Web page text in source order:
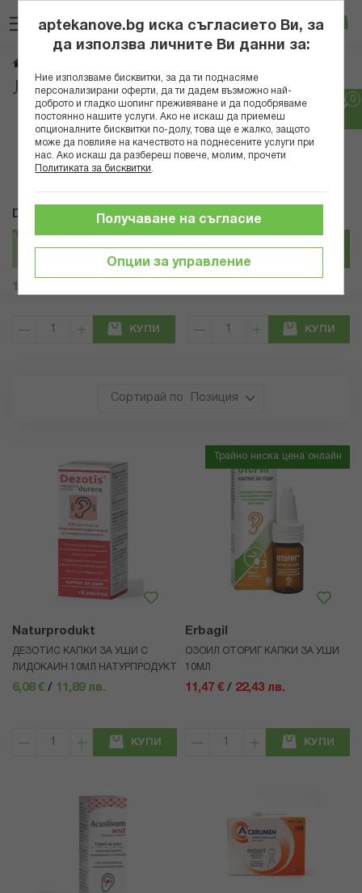
към
съдържанието
Вход
Лекарства за уши
Популярни в тази категория
DMG
*КУЕ КАПКИ ЗА УШИ 15МЛ
10,99 € / 21.49 лв.
КУПИ
CAPEYPHARMA
*ОЛИВОКАП СПРЕЙ ЗА УШИ
15МЛ
КУПИ
Позиция
Naturprodukt
ДЕЗОТИС КАПКИ ЗА УШИ С
ЛИДОКАИН 10МЛ НАТУРПРОДУКТ
6,08 € / 11,89 лв.
КУПИ
Трайно ниска цена онлайн
Erbagil
ОЗОИЛ ОТОРИГ КАПКИ ЗА УШИ
10МЛ
11,47 € / 22,43 лв.
КУПИ
aptekanove.bg иска съгласието Ви, за
да използва личните Ви данни за:
Ние използваме бисквитки, за да ти поднасяме
персонализирани оферти, да ти дадем възможно най-
доброто и гладко шопинг преживяване и да подобряваме
постоянно нашите услуги. Ако не искаш да приемеш
опционалните бисквитки по-долу, това ще е жалко, защото
може да повлияе на качеството на поднесените услуги при
нас. Ако искаш да разбереш повече, молим, прочети
Политиката за бисквитки
Опции за управление
Получаване на съгласие